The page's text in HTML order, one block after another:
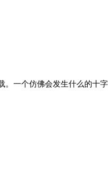
。一个仿佛会发生什么的十